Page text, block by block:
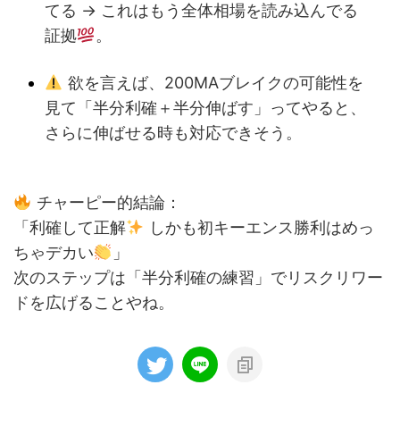
てる → これはもう全体相場を読み込んでる
証拠
。
欲を言えば、200MAブレイクの可能性を
見て「半分利確＋半分伸ばす」ってやると、
さらに伸ばせる時も対応できそう。
チャーピー的結論：
「利確して正解
しかも初キーエンス勝利はめっ
ちゃデカい
」
次のステップは「半分利確の練習」でリスクリワー
ドを広げることやね。